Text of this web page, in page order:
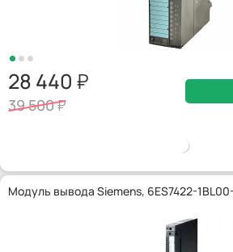
28 440
39 500
Модуль вывода Siemens, 6ES7422-